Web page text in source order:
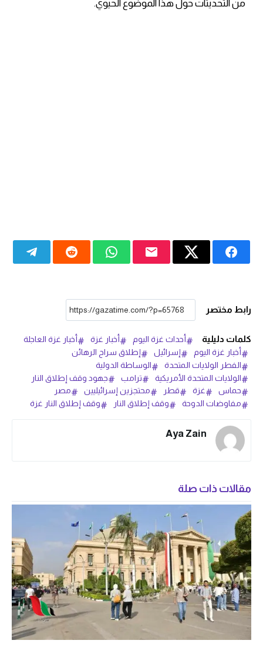
من التحديثات حول هذا الموضوع الحيوي.
رابط مختصر
كلمات دليلية أحداث غزة اليوم أخبار غزة
أخبار غزة العاجلة
أخبار غزة اليوم
إسرائيل
إطلاق سراح الرهائن
الفطر الولايات المتحدة
الوساطة الدولية
الولايات المتحدة الأمريكية
ترامب
جهود وقف إطلاق النار
حماس
غزة قطر محتجزين إسرائيليين
مصر
مفاوضات الدوحة
وقف إطلاق النار وقف إطلاق النار غزة
Aya Zain
مقالات ذات صلة